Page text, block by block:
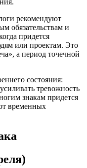
рекомендуют
обязательствам и
придется
или проектам. Это
а период точечной
состояния:
тревожность
знакам придется
временных